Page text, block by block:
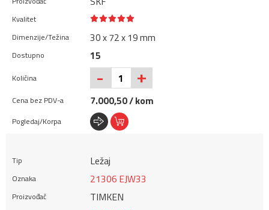
30 x 72 x 19 mm
15
- +
7.000,50 / kom
Ležaj
21306 EJW33
TIMKEN